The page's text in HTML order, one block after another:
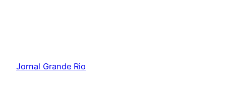
Jornal Grande Rio